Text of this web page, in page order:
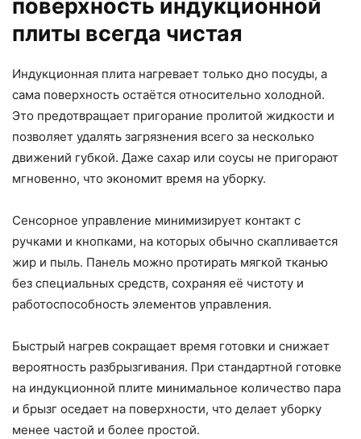
поверхность индукционной
плиты всегда чистая
Индукционная плита нагревает только дно посуды, а
сама поверхность остаётся относительно холодной.
Это предотвращает пригорание пролитой жидкости и
позволяет удалять загрязнения всего за несколько
движений губкой. Даже сахар или соусы не пригорают
мгновенно, что экономит время на уборку.
Сенсорное управление минимизирует контакт с
ручками и кнопками, на которых обычно скапливается
жир и пыль. Панель можно протирать мягкой тканью
без специальных средств, сохраняя её чистоту и
работоспособность элементов управления.
Быстрый нагрев сокращает время готовки и снижает
вероятность разбрызгивания. При стандартной готовке
на индукционной плите минимальное количество пара
и брызг оседает на поверхности, что делает уборку
менее частой и более простой.